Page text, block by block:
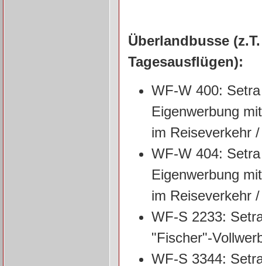
Überlandbusse
Tagesausflügen):
WF-W 400:
Eigenwerbung
im Reiseverkehr
WF-W 404:
Eigenwerbung
im Reiseverkehr
WF-S 2233:
"Fischer"-
WF-S 3344: